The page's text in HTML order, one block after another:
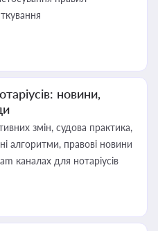
новини,
змін, судова практика,
алгоритми, правові новини
каналах для нотаріусів